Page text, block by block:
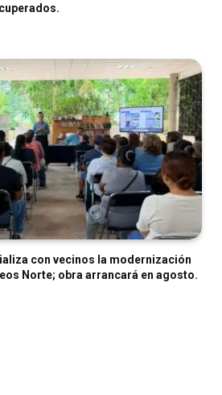
con vecinos la modernización
Norte; obra arrancará en agosto.